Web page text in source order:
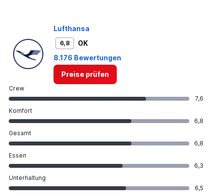
Lufthansa
6,8
OK
8.176 Bewertungen
Preise prüfen
Crew
7,6
Komfort
6,8
Gesamt
6,8
Essen
6,3
Unterhaltung
6,5